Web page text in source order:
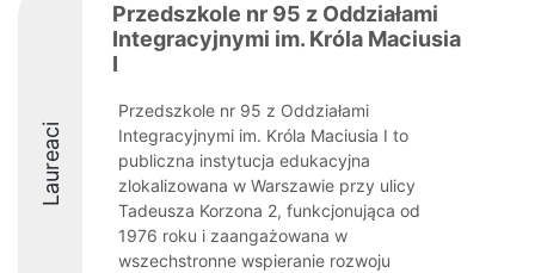
Laureaci
Przedszkole nr 95 z Oddziałami
Integracyjnymi im. Króla Maciusia
I
Przedszkole nr 95 z Oddziałami
Integracyjnymi im. Króla Maciusia I to
publiczna instytucja edukacyjna
zlokalizowana w Warszawie przy ulicy
Tadeusza Korzona 2, funkcjonująca od
1976 roku i zaangażowana w
wszechstronne wspieranie rozwoju